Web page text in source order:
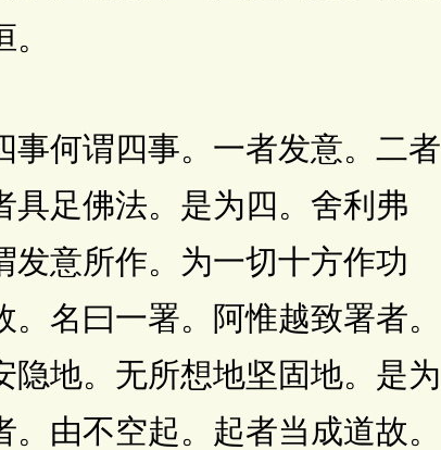
何谓四事。一者发意。二者
具足佛法。是为四。舍利弗
发意所作。为一切十方作功
名曰一署。阿惟越致署者。
隐地。无所想地坚固地。是为
由不空起。起者当成道故。